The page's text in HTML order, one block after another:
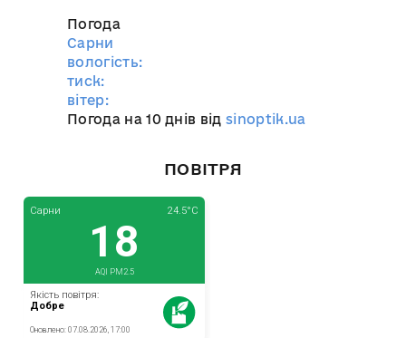
Погода
Сарни
вологість:
тиск:
вітер:
Погода на 10 днів відsinoptik.ua
ПОВІТРЯ